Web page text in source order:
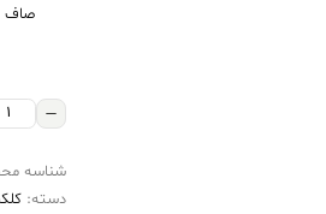
صاف
فرش
۱۲۰۰
شناسه
دسته: